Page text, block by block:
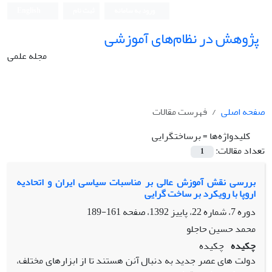
پژوهش در نظام‌های آموزشی
مجله علمی
صفحه اصلی
فهرست مقالات
کلیدواژه‌ها =برساختگرایی
تعداد مقالات:
1
بررسی نقش آموزش عالی بر مناسبات سیاسی ایران و اتحادیه
اروپا با رویکرد بر ساخت گرایی
دوره 7، شماره 22، پاییز 1392، صفحه
161-189
محمد حسین حاجلو
چکیده چکیده
دولت های عصر جدید به دنبال آنن هستند تا از ابزارهای مختلف،